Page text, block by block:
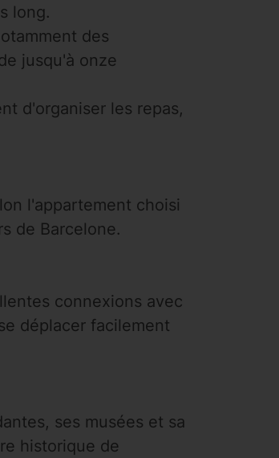
long.
des
jusqu'à onze
d'organiser les repas,
l'appartement choisi
de Barcelone.
connexions avec
déplacer facilement
ses musées et sa
historique de